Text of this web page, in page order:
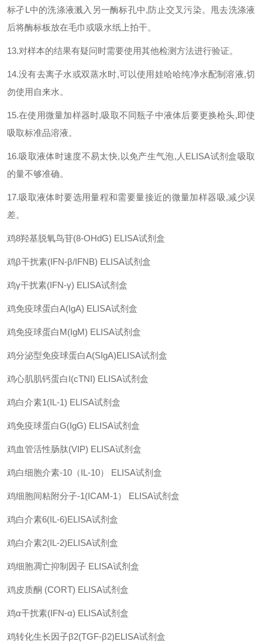
标孑L 中的洗涤液溅入另一酶标孔中,防止交叉污染。甩去洗涤液
后将酶标板放在毛巾或吸水纸上拍干。
13.对样本的结果有疑问时需要使用其他检测方法进行验证。
14.没有去离子水或双蒸水时,可以使用娃哈哈纯净水配制溶液,切
勿使用自来水。
15.在使用微量加样器时,吸取不同瓶子中液体后要更换枪头,即使
吸取标准品溶液。
16.吸取液体时速度不易太快, 以免产生气泡, 人 ELISA试剂盒吸取
的量不够准确。
17.吸取液体时要选用量程和需要量接近的微量加样器吸,减少误
差。
鸡8羟基脱氧鸟苷(8-OHdG) ELISA试剂盒
鸡β干扰素(IFN-β/IFNB) ELISA试剂盒
鸡γ干扰素(IFN-γ) ELISA试剂盒
鸡免疫球蛋白A(IgA) ELISA试剂盒
鸡免疫球蛋白M(IgM) ELISA试剂盒
鸡分泌型免疫球蛋白A(SIgA)ELISA试剂盒
鸡心肌肌钙蛋白I(cTNI) ELISA试剂盒
鸡白介素1(IL-1) ELISA试剂盒
鸡免疫球蛋白G(IgG) ELISA试剂盒
鸡血管活性肠肽(VIP) ELISA试剂盒
鸡白细胞介素-10 （IL-10） ELISA试剂盒
鸡细胞间粘附分子-1(ICAM-1 ） ELISA试剂盒
鸡白介素6(IL-6)ELISA试剂盒
鸡白介素2(IL-2)ELISA试剂盒
鸡细胞凋亡抑制因子 ELISA试剂盒
鸡皮质酮 (CORT) ELISA试剂盒
鸡α干扰素(IFN-α) ELISA试剂盒
鸡转化生长因子β2(TGF-β2)ELISA试剂盒